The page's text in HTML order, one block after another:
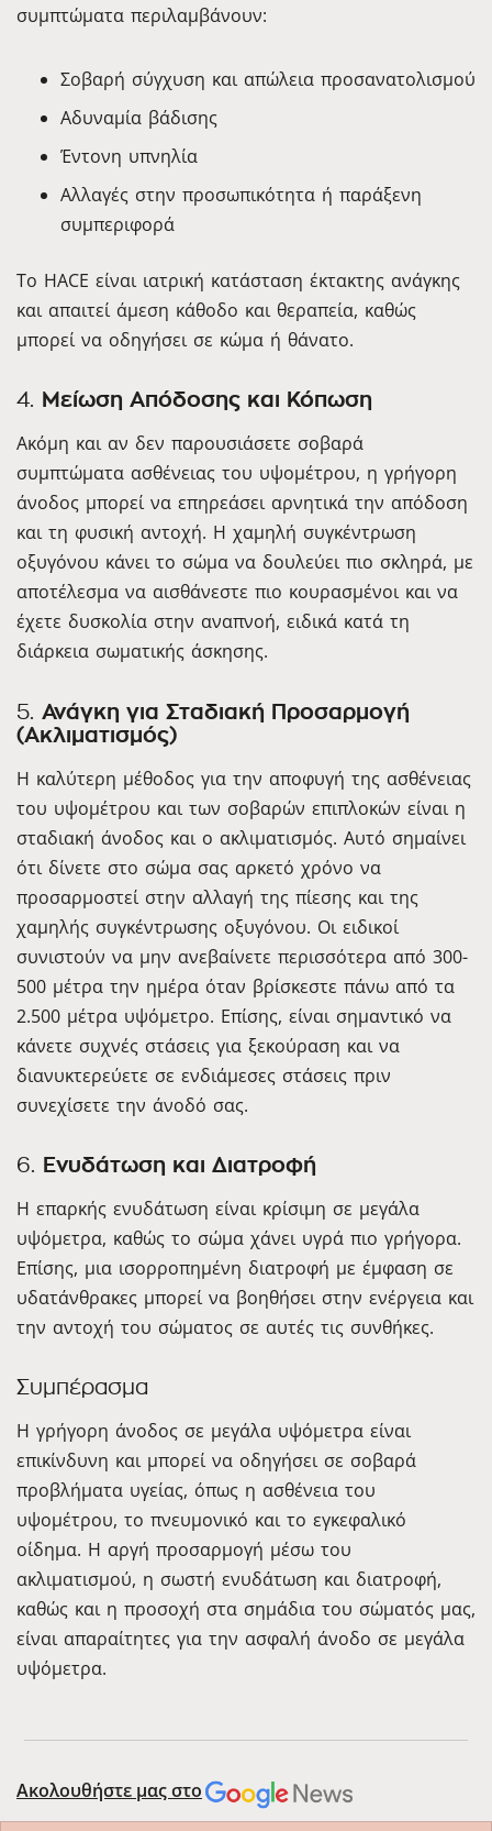
συμπτώματα περιλαμβάνουν:
Σοβαρή σύγχυση και απώλεια προσανατολισμού
Αδυναμία βάδισης
Έντονη υπνηλία
Αλλαγές στην προσωπικότητα ή παράξενη
συμπεριφορά
Το HACE είναι ιατρική κατάσταση έκτακτης ανάγκης
και απαιτεί άμεση κάθοδο και θεραπεία, καθώς
μπορεί να οδηγήσει σε κώμα ή θάνατο.
4. Μείωση Απόδοσης και Κόπωση
Ακόμη και αν δεν παρουσιάσετε σοβαρά
συμπτώματα ασθένειας του υψομέτρου, η γρήγορη
άνοδος μπορεί να επηρεάσει αρνητικά την απόδοση
και τη φυσική αντοχή. Η χαμηλή συγκέντρωση
οξυγόνου κάνει το σώμα να δουλεύει πιο σκληρά, με
αποτέλεσμα να αισθάνεστε πιο κουρασμένοι και να
έχετε δυσκολία στην αναπνοή, ειδικά κατά τη
διάρκεια σωματικής άσκησης.
5. Ανάγκη για Σταδιακή Προσαρμογή
(Ακλιματισμός)
Η καλύτερη μέθοδος για την αποφυγή της ασθένειας
του υψομέτρου και των σοβαρών επιπλοκών είναι η
σταδιακή άνοδος και ο ακλιματισμός. Αυτό σημαίνει
ότι δίνετε στο σώμα σας αρκετό χρόνο να
προσαρμοστεί στην αλλαγή της πίεσης και της
χαμηλής συγκέντρωσης οξυγόνου. Οι ειδικοί
συνιστούν να μην ανεβαίνετε περισσότερα από 300-
500 μέτρα την ημέρα όταν βρίσκεστε πάνω από τα
2.500 μέτρα υψόμετρο. Επίσης, είναι σημαντικό να
κάνετε συχνές στάσεις για ξεκούραση και να
διανυκτερεύετε σε ενδιάμεσες στάσεις πριν
συνεχίσετε την άνοδό σας.
6. Ενυδάτωση και Διατροφή
Η επαρκής ενυδάτωση είναι κρίσιμη σε μεγάλα
υψόμετρα, καθώς το σώμα χάνει υγρά πιο γρήγορα.
Επίσης, μια ισορροπημένη διατροφή με έμφαση σε
υδατάνθρακες μπορεί να βοηθήσει στην ενέργεια και
την αντοχή του σώματος σε αυτές τις συνθήκες.
Συμπέρασμα
Η γρήγορη άνοδος σε μεγάλα υψόμετρα είναι
επικίνδυνη και μπορεί να οδηγήσει σε σοβαρά
προβλήματα υγείας, όπως η ασθένεια του
υψομέτρου, το πνευμονικό και το εγκεφαλικό
οίδημα. Η αργή προσαρμογή μέσω του
ακλιματισμού, η σωστή ενυδάτωση και διατροφή,
καθώς και η προσοχή στα σημάδια του σώματός μας,
είναι απαραίτητες για την ασφαλή άνοδο σε μεγάλα
υψόμετρα.
Ακολουθήστε μας στο